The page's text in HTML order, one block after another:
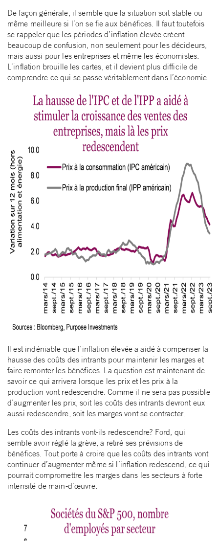
De façon générale, il semble que la situation soit stable ou
même meilleure si l’on se fie aux bénéfices. Il faut toutefois
se rappeler que les périodes d’inflation élevée créent
beaucoup de confusion, non seulement pour les décideurs,
mais aussi pour les entreprises et même les économistes.
L’inflation brouille les cartes, et il devient plus difficile de
comprendre ce qui se passe véritablement dans l’économie.
Il est indéniable que l’inflation élevée a aidé à compenser la
hausse des coûts des intrants pour maintenir les marges et
faire remonter les bénéfices. La question est maintenant de
savoir ce qui arrivera lorsque les prix et les prix à la
production vont redescendre. Comme il ne sera pas possible
d’augmenter les prix, soit les coûts des intrants devront eux
aussi redescendre, soit les marges vont se contracter.
Les coûts des intrants vont-ils redescendre? Ford, qui
semble avoir réglé la grève, a retiré ses prévisions de
bénéfices. Tout porte à croire que les coûts des intrants vont
continuer d’augmenter même si l’inflation redescend, ce qui
pourrait compromettre les marges dans les secteurs à forte
intensité de main-d’œuvre.